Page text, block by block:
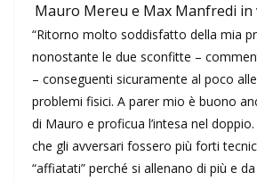
Mauro Mereu e Max Manfredi
“Ritorno molto soddisfatto della mia
nonostante le due sconfitte –
– conseguenti sicuramente al poco
problemi fisici. A parer mio è buono
di Mauro e proficua l’intesa nel
che gli avversari fossero più forti
“affiatati” perché si allenano di più e